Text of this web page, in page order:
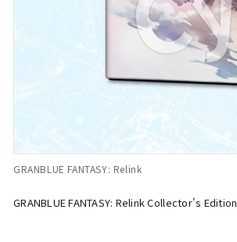
GRANBLUE FANTASY: Relink
GRANBLUE FANTASY: Relink Collector's Edition